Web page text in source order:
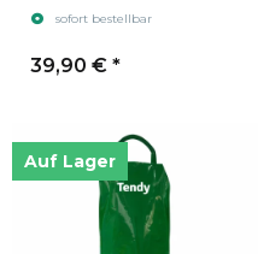
sofort bestellbar
39,90 € *
Auf Lager